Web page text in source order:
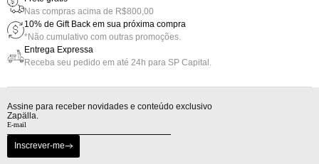
Troca simples e rápida
Frete grátis
Nas compras acima de R$800,00
10% de Gift Back em sua próxima compra
*Não cumulativo com outras promoções.
Assine para receber novidades e conteúdo exclusivo
Zapälla.